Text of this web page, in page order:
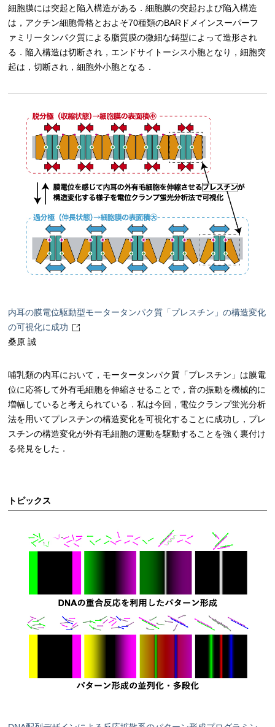
細胞膜には突起と陥入構造がある．細胞膜の突起および陥入構造
は，アクチン細胞骨格とおよそ70種類のBARドメインスーパーフ
ァミリータンパク質による脂質膜の微細な鋳型によって造形され
る．陥入構造は切断され，エンドサイトーシス小胞となり，細胞突
起は，切断され，細胞外小胞となる．
内耳の膜電位駆動型モータータンパク質「プレスチン」の構造変化
の可視化に成功
桑原 誠
哺乳類の内耳において，モータータンパク質「プレスチン」は膜電
位に応答して外有毛細胞を伸縮させることで，音の振動を機械的に
増幅していると考えられている．私は今回，電位クランプ蛍光分析
法を用いてプレスチンの構造変化を可視化することに成功し，プレ
スチンの構造変化が外有毛細胞の運動を駆動することを強く裏付け
る発見をした．
トピックス